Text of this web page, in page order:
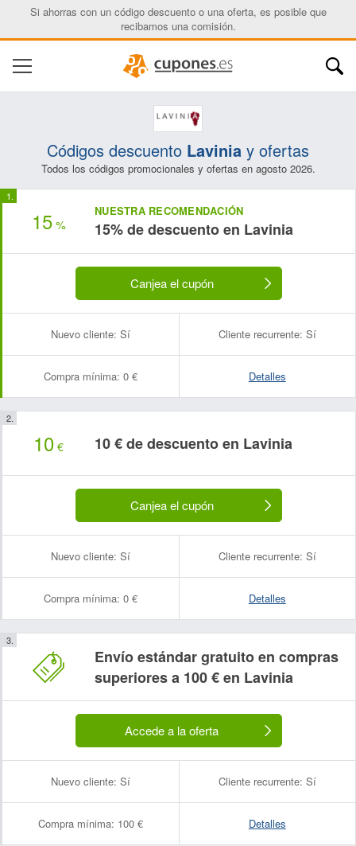
Si ahorras con un código descuento o una oferta, es posible que
recibamos una comisión.
Códigos descuento Lavinia y ofertas
Todos los códigos promocionales y ofertas en agosto 2026.
15 %
NUESTRA RECOMENDACIÓN
15% de descuento en Lavinia
Canjea el cupón
Nuevo cliente: Sí Cliente recurrente: Sí
Compra mínima: 0 € Detalles
10€ 10 € de descuento en Lavinia
Canjea el cupón
Nuevo cliente: Sí Cliente recurrente: Sí
Compra mínima: 0 € Detalles
Envío estándar gratuito en compras
superiores a 100 € en Lavinia
Accede a la oferta
Nuevo cliente: Sí Cliente recurrente: Sí
Compra mínima: 100 € Detalles